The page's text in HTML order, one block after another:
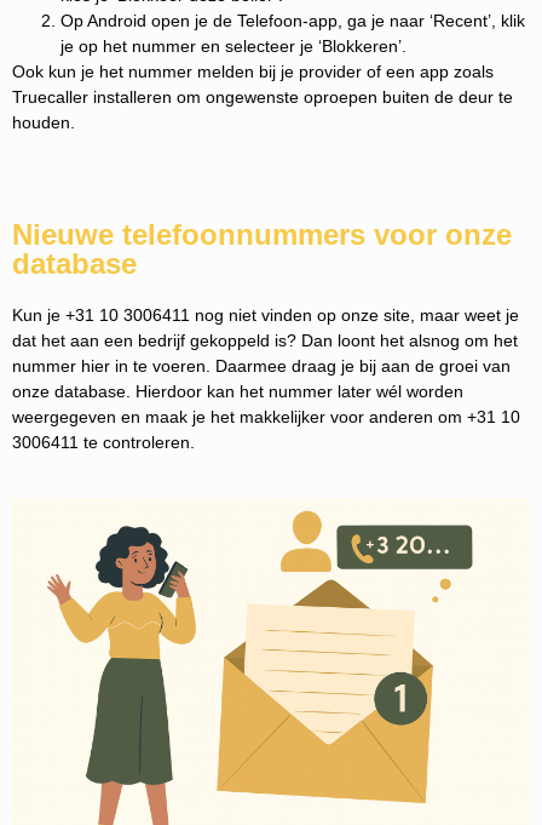
Op Android open je de Telefoon-app, ga je naar ‘Recent’, klik
je op het nummer en selecteer je ‘Blokkeren’.
Ook kun je het nummer melden bij je provider of een app zoals
Truecaller installeren om ongewenste oproepen buiten de deur te
houden.
Nieuwe telefoonnummers voor onze
database
Kun je +31 10 3006411 nog niet vinden op onze site, maar weet je
dat het aan een bedrijf gekoppeld is? Dan loont het alsnog om het
nummer hier in te voeren. Daarmee draag je bij aan de groei van
onze database. Hierdoor kan het nummer later wél worden
weergegeven en maak je het makkelijker voor anderen om +31 10
3006411 te controleren.